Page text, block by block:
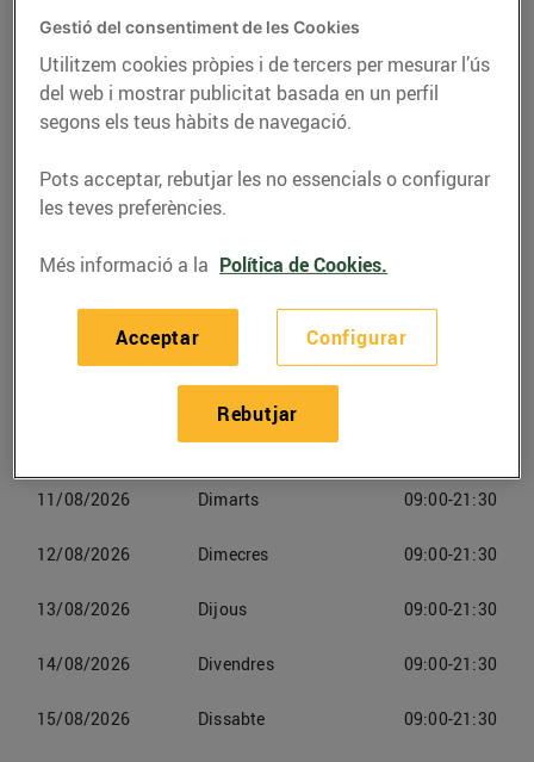
Telèfon
972789694
Trucar-hi
Horaris Esclat Castell-platja D'aro
08/08/2026 Dissabte 09:00-21:30
Diumenge
Dilluns
11/08/2026 Dimarts 09:00-21:30
12/08/2026 Dimecres 09:00-21:30
13/08/2026 Dijous 09:00-21:30
14/08/2026 Divendres 09:00-21:30
15/08/2026 Dissabte 09:00-21:30
Gestió del consentiment de les Cookies
Utilitzem cookies pròpies i de tercers per mesurar l’ús
del web i mostrar publicitat basada en un perfil
segons els teus hàbits de navegació.
Pots acceptar, rebutjar les no essencials o configurar
les teves preferències.
Més informació a la Política de Cookies.
Configurar
Rebutjar
Acceptar